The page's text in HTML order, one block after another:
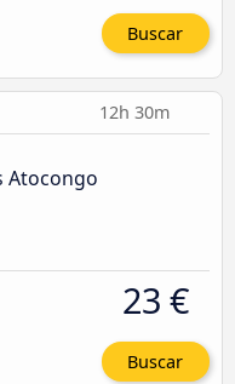
Buscar
12h 30m
Atocongo
23 €
Buscar